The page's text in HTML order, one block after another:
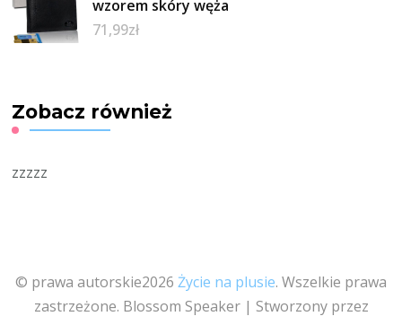
wzorem skóry węża
71,99zł
Zobacz również
zzzzz
© prawa autorskie2026 Życie na plusie. Wszelkie prawa
zastrzeżone. Blossom Speaker | Stworzony przez